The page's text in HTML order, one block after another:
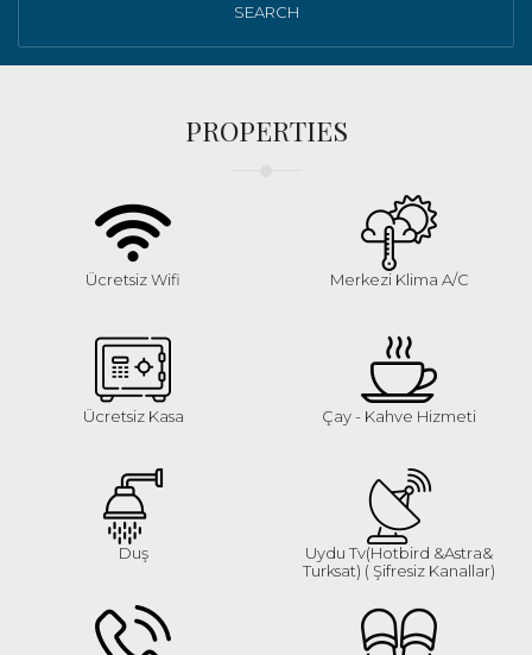
SEARCH
PROPERTIES
Ücretsiz Wifi Merkezi Klima A/C
Ücretsiz Kasa Çay - Kahve Hizmeti
Duş
Uydu Tv(Hotbird &Astra&
Turksat) ( Şifresiz Kanallar)